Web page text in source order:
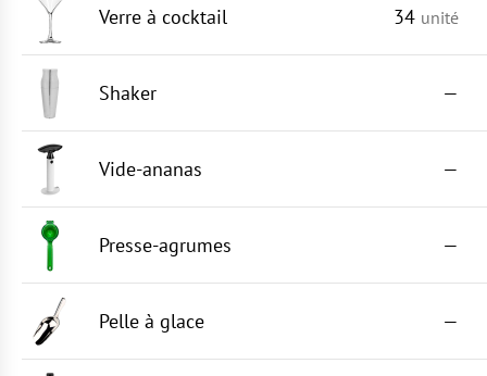
Verre à cocktail 34 unité
Shaker —
Vide-ananas —
Presse-agrumes —
Pelle à glace —